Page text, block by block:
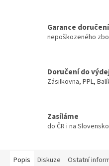
Garance doručení
nepoškozeného
Doručení do
Zásilkovna, PPL,
Zasíláme
do ČR i na Slovensko
Popis Diskuze Ostatní